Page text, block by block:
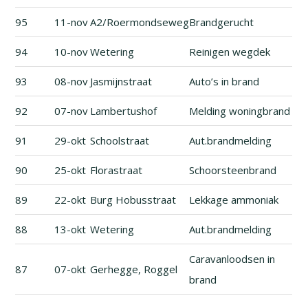
95 11-novA2/RoermondsewegBrandgerucht
94 10-novWetering Reinigen wegdek
93 08-nov Jasmijnstraat Auto’s in brand
92 07-nov Lambertushof Melding woningbrand
91 29-okt Schoolstraat Aut.brandmelding
90 25-okt Florastraat Schoorsteenbrand
89 22-okt Burg Hobusstraat Lekkage ammoniak
88 13-okt Wetering Aut.brandmelding
87 07-okt Gerhegge, Roggel
Caravanloodsen in
brand